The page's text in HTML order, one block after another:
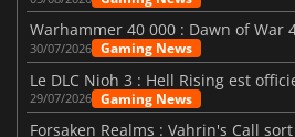
30/07/2026 Gaming News
29/07/2026 Gaming News